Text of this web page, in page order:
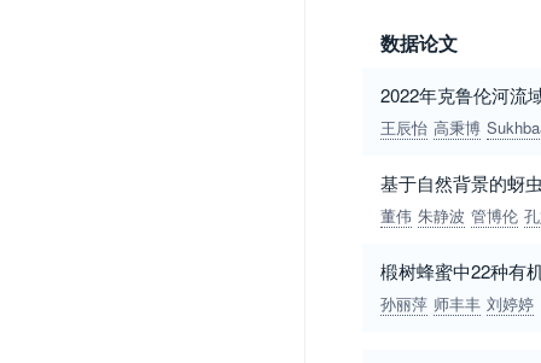
数据论文
2022年克鲁伦河流
王辰怡 高秉博
基于自然背景的蚜
董伟 朱静波 管博伦
椴树蜂蜜中22种有
孙丽萍 师丰丰 刘婷婷